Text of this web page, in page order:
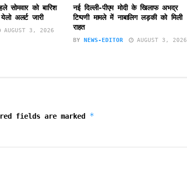
सोमवार को बारिश
अलर्ट जारी
AUGUST 3, 2026
नई दिल्ली-पीएम मोदी के खिलाफ अभद्र
टिप्पणी मामले में नाबालिग लड़की को मिली
राहत
BY NEWS-EDITOR AUGUST 3, 2026
fields are marked *